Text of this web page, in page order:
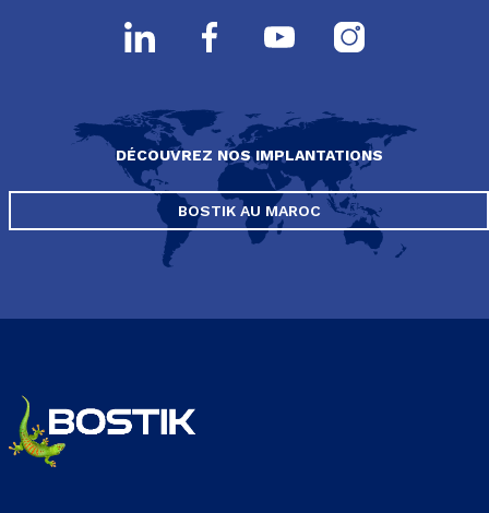
DÉCOUVREZ NOS IMPLANTATIONS
BOSTIK AU MAROC